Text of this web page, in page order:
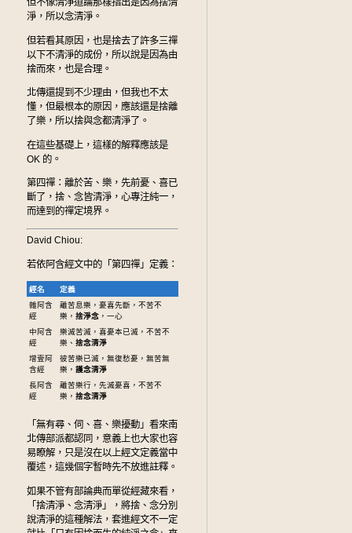
但不像清淨道論那樣指出是因為捨清
淨，所以念清淨。
但若看其原因，也是捨去了許多三禪
以下不清淨的成份，所以說是因為由
捨而來，也是合理。
北傳還提到不少理由，但我也不太
懂，但最根本的原因，應該還是捨離
了樂，所以捨與念都清淨了。
在這些基礎上，這樣的解釋應該是
OK 的。
第四禪：離於苦、樂，先前憂、喜已
斷了，捨、念皆清淨，心專注純一，
而達到的禪定境界。
David Chiou:
若依阿含經文中的「第四禪」定義：
經名
定義
雜阿含
經
離苦息樂，憂喜先斷，不苦不
樂， 捨淨念，一心
中阿含
經
樂滅苦滅，喜憂本已滅，不苦不
樂、 捨念清淨
增壹阿
含經
彼苦樂已滅，無復愁憂，無苦無
樂， 護念清淨
長阿含
經
離苦樂行，先滅憂喜，不苦不
樂， 捨念清淨
「無有尋、伺、喜、樂擾動」看來南
北傳部派都認同，意義上也大家也容
易瞭解，只是沒在以上經文定義當中
覆述，這幾個字暫時先不放進註釋。
如果不管有部論典而單從經藏來看，
「捨清淨、念清淨」，將捨、念分別
說清淨的這種解法，套進經文不一定